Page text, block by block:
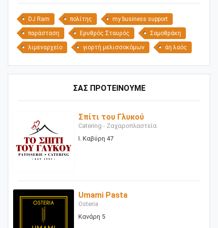
DJ Ram πολίτης my business support
παράσταση Ερυθρός Σταυρός Σαμοθράκη
λιμεναρχείο γιορτή μελισσοκόμων άη λαός
ΣΑΣ ΠΡΟΤΕΙΝΟΥΜΕ
Σπίτι του Γλυκού
Catering - Ζαχαροπλαστεία
Ι. Καβύρη 47
Umami Pasta
Osteria
Κανάρη 5